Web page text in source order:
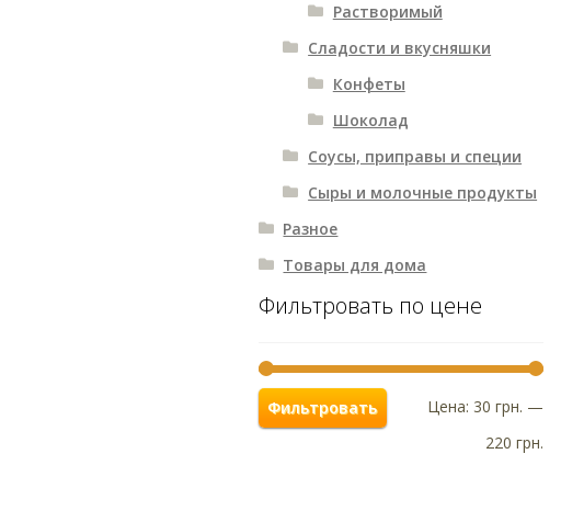
Растворимый
Сладости и вкусняшки
Конфеты
Шоколад
Соусы, приправы и специи
Сыры и молочные продукты
Разное
Товары для дома
Фильтровать по цене
Фильтровать Цена: 30 грн. —
220 грн.